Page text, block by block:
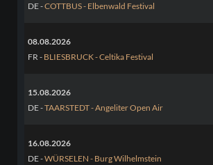
DE -COTTBUS - Elbenwald Festival
08.08.2026
FR - BLIESBRUCK - Celtika Festival
15.08.2026
DE -TAARSTEDT - Angeliter Open Air
16.08.2026
DE -WÜRSELEN - Burg Wilhelmstein